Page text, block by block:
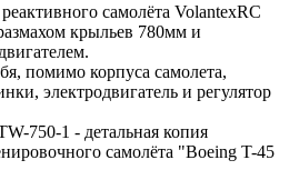
самолёта VolantexRC
крыльев 780мм и
помимо корпуса самолета,
электродвигатель и регулятор
750-1 - детальная копия
самолёта "Boeing T-45